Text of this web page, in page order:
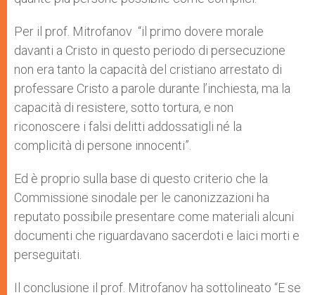
Per il prof. Mitrofanov “il primo dovere morale
davanti a Cristo in questo periodo di persecuzione
non era tanto la capacità del cristiano arrestato di
professare Cristo a parole durante l’inchiesta, ma la
capacità di resistere, sotto tortura, e non
riconoscere i falsi delitti addossatigli né la
complicità di persone innocenti”.
Ed è proprio sulla base di questo criterio che la
Commissione sinodale per le canonizzazioni ha
reputato possibile presentare come materiali alcuni
documenti che riguardavano sacerdoti e laici morti e
perseguitati.
Il conclusione il prof. Mitrofanov ha sottolineato “E se